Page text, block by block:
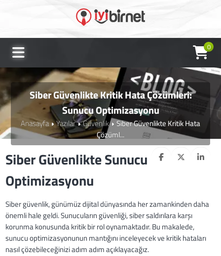
0
Siber Güvenlikte Kritik Hata Çözümleri:
Sunucu Optimizasyonu
Anasayfa Yazılar Güvenlik
Siber Güvenlikte Kritik Hata
Çözüml...
Siber Güvenlikte Sunucu
Optimizasyonu
Siber güvenlik, günümüz dijital dünyasında her zamankinden daha
önemli hale geldi. Sunucuların güvenliği, siber saldırılara karşı
korunma konusunda kritik bir rol oynamaktadır. Bu makalede,
sunucu optimizasyonunun mantığını inceleyecek ve kritik hataları
nasıl çözebileceğinizi adım adım açıklayacağız.